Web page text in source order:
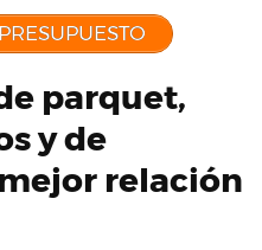
parquet,
y de
relación